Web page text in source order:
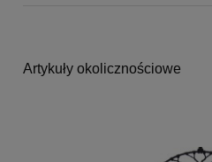
Artykuły okolicznościowe